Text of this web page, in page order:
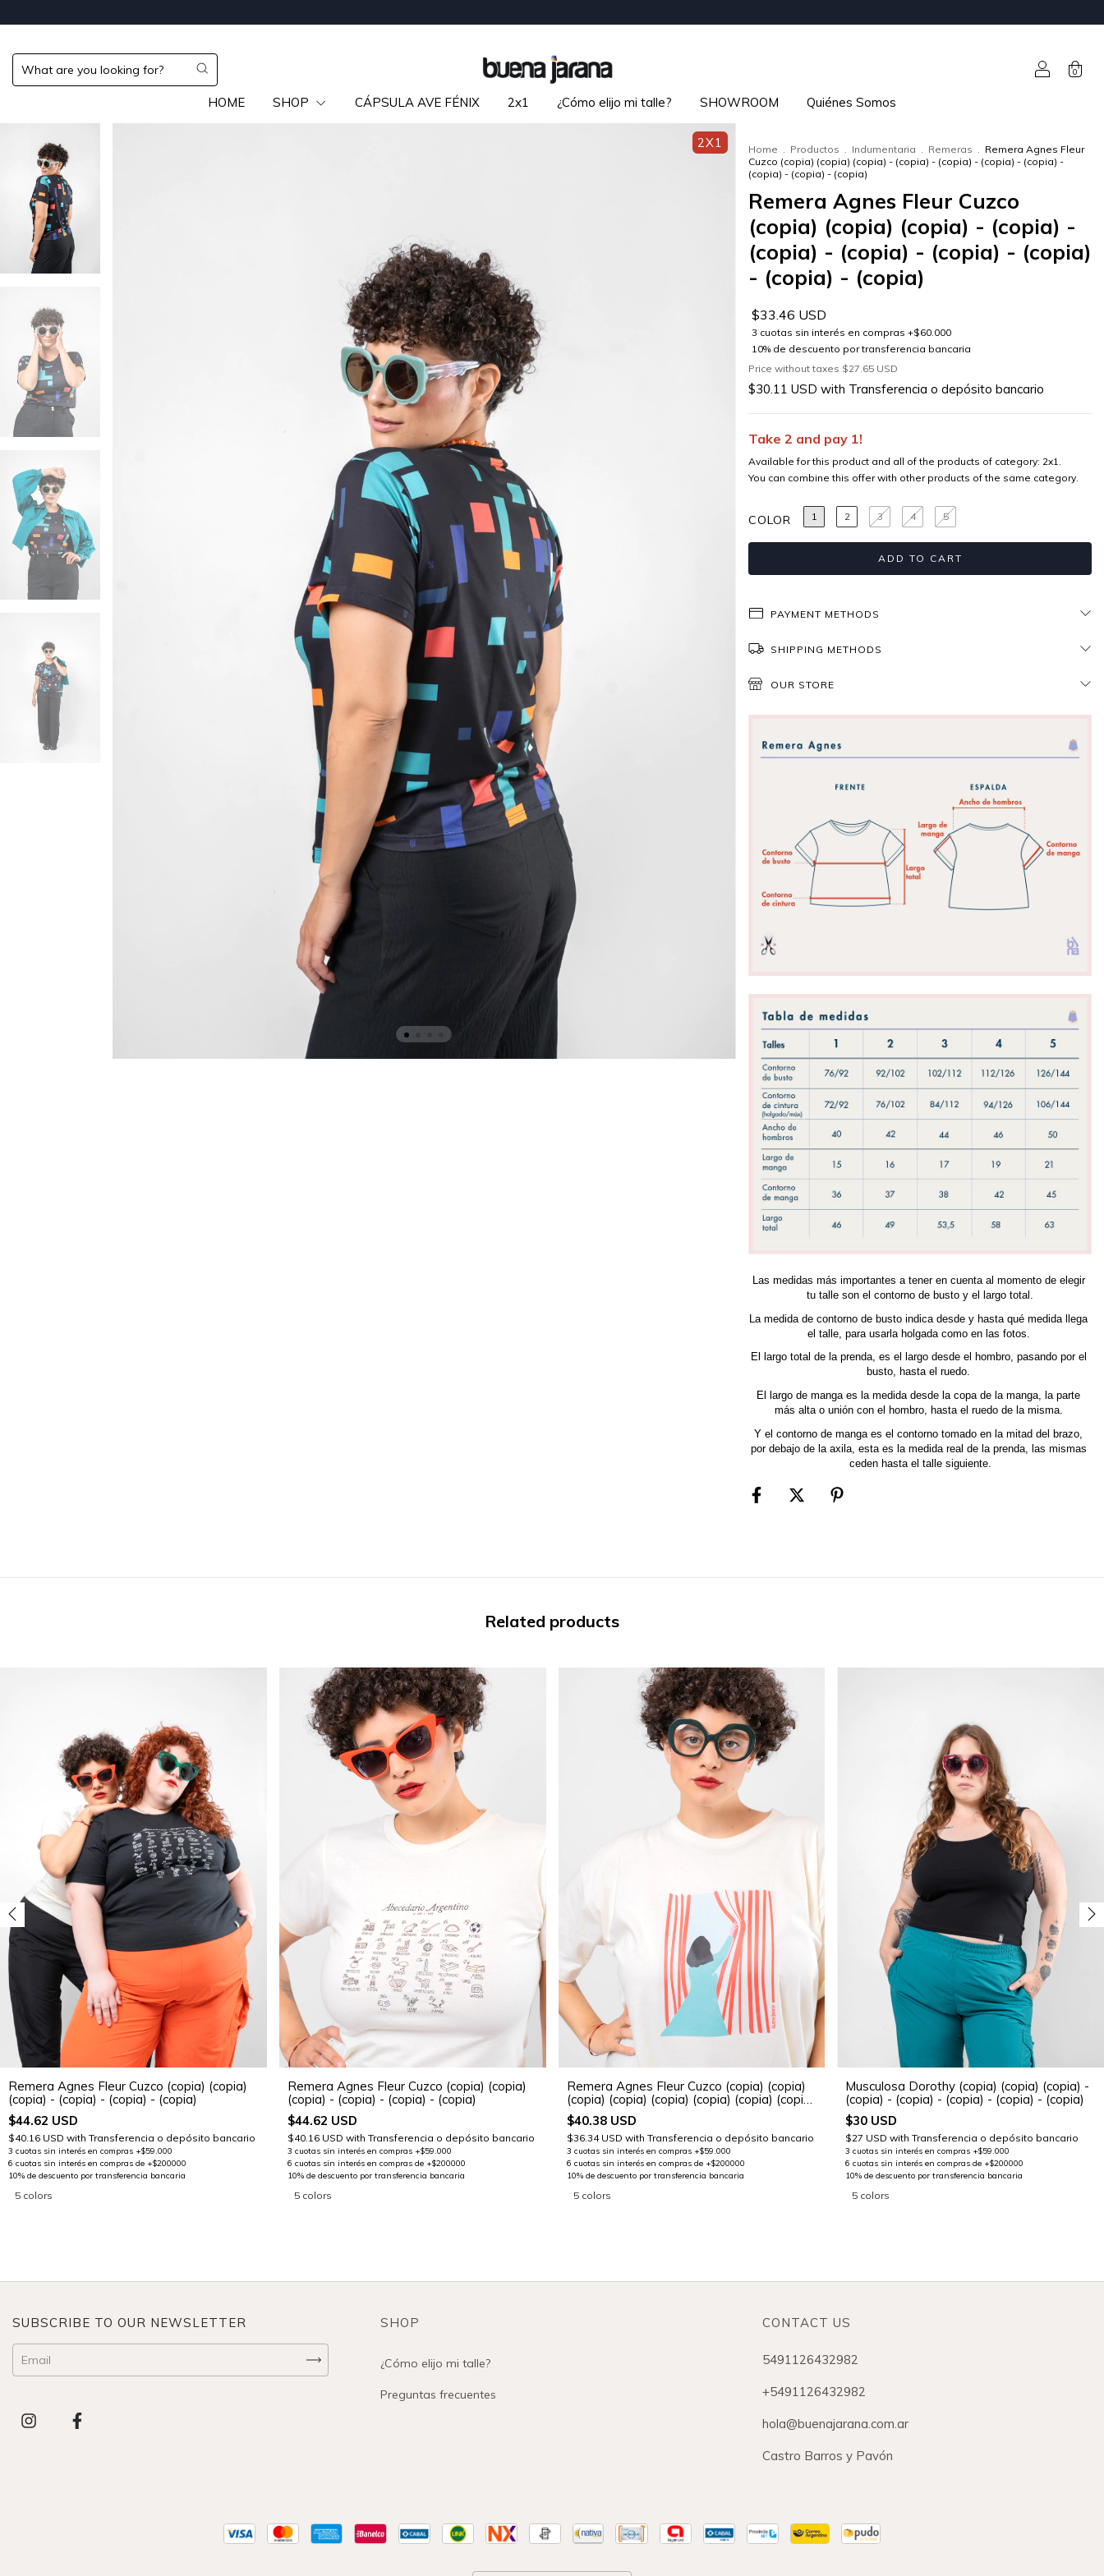
0
HOME SHOP CÁPSULA AVE FÉNIX 2x1 ¿Cómo elijo mi talle? SHOWROOM Quiénes Somos
2X1 Home . Productos . Indumentaria . Remeras . Remera Agnes Fleur
Cuzco (copia) (copia) (copia) - (copia) - (copia) - (copia) - (copia) -
(copia) - (copia) - (copia)
Remera Agnes Fleur Cuzco
(copia) (copia) (copia) - (copia) -
(copia) - (copia) - (copia) - (copia)
- (copia) - (copia)
$33.46 USD
Price without taxes $27.65 USD
$30.11 USD with Transferencia o depósito bancario
Take 2 and pay 1!
Available for this product and all of the products of category: 2x1.
You can combine this offer with other products of the same category.
COLOR 1 2 3 4 5
PAYMENT METHODS
SHIPPING METHODS
OUR STORE
Las medidas más importantes a tener en cuenta al momento de elegir
tu talle son el contorno de busto y el largo total.
La medida de contorno de busto indica desde y hasta qué medida llega
el talle, para usarla holgada como en las fotos.
El largo total de la prenda, es el largo desde el hombro, pasando por el
busto, hasta el ruedo.
El largo de manga es la medida desde la copa de la manga, la parte
más alta o unión con el hombro, hasta el ruedo de la misma.
Y el contorno de manga es el contorno tomado en la mitad del brazo,
por debajo de la axila, esta es la medida real de la prenda, las mismas
ceden hasta el talle siguiente.
Related products
Remera Agnes Fleur Cuzco (copia) (copia)
(copia) - (copia) - (copia) - (copia)
$44.62 USD
$40.16 USD with Transferencia o depósito bancario
5 colors
Remera Agnes Fleur Cuzco (copia) (copia)
(copia) - (copia) - (copia) - (copia)
$44.62 USD
$40.16 USD with Transferencia o depósito bancario
5 colors
Remera Agnes Fleur Cuzco (copia) (copia)
(copia) (copia) (copia) (copia) (copia) (copia)
- (copia)
$40.38 USD
$36.34 USD with Transferencia o depósito bancario
5 colors
Musculosa Dorothy (copia) (copia) (copia) -
(copia) - (copia) - (copia) - (copia) - (copia)
$30 USD
$27 USDwith Transferencia o depósito bancario
5 colors
SUBSCRIBE TO OUR NEWSLETTER SHOP
¿Cómo elijo mi talle?
Preguntas frecuentes
CONTACT US
5491126432982
+5491126432982
hola@buenajarana.com.ar
Castro Barros y Pavón